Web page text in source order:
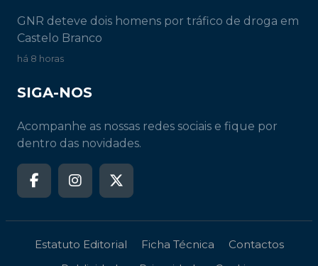
GNR deteve dois homens por tráfico de droga em
Castelo Branco
há 8 horas
SIGA-NOS
Acompanhe as nossas redes sociais e fique por
dentro das novidades.
Estatuto Editorial Ficha Técnica
Contactos